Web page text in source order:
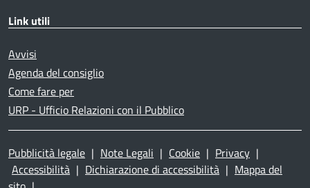
Link utili
Avvisi
Agenda del consiglio
Come fare per
URP - Ufficio Relazioni con il Pubblico
Pubblicità legale | Note Legali | Cookie | Privacy |
Accessibilità | Dichiarazione di accessibilità | Mappa del